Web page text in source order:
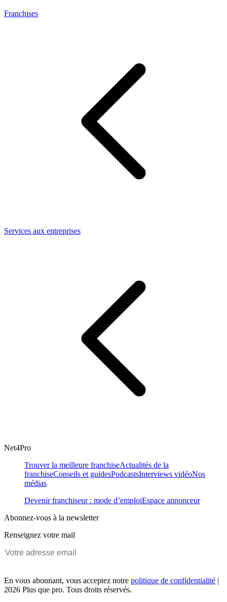
Franchises
Services aux entreprises
Net4Pro
Trouver la meilleure franchiseActualités de la
franchiseConseils et guidesPodcastsInterviews vidéoNos
médias
Devenir franchiseur : mode d’emploiEspace annonceur
Abonnez-vous à la newsletter
Renseignez votre mail
En vous abonnant, vous acceptez notre politique de confidentialité |
2026 Plus que pro. Tous droits réservés.